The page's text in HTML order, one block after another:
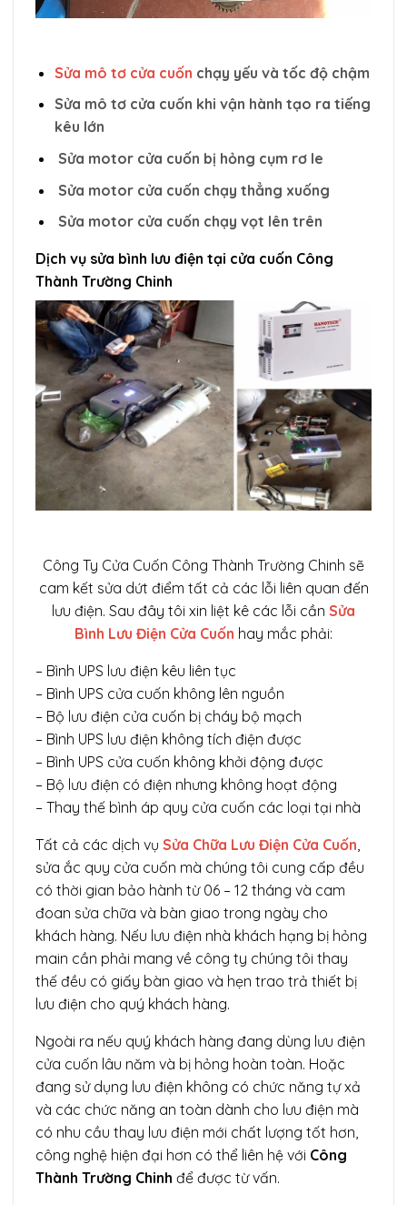
Sửa mô tơ cửa cuốn chạy yếu và tốc độ chậm
Sửa mô tơ cửa cuốn khi vận hành tạo ra tiếng
kêu lớn
Sửa motor cửa cuốn bị hỏng cụm rơ le
Sửa motor cửa cuốn chạy thẳng xuống
Sửa motor cửa cuốn chạy vọt lên trên
Dịch vụ sửa bình lưu điện tại cửa cuốn Công
Thành Trường Chinh
Công Ty Cửa Cuốn Công Thành Trường Chinh sẽ
cam kết sửa dứt điểm tất cả các lỗi liên quan đến
lưu điện. Sau đây tôi xin liệt kê các lỗi cần Sửa
Bình Lưu Điện Cửa Cuốn hay mắc phải:
– Bình UPS lưu điện kêu liên tục
– Bình UPS cửa cuốn không lên nguồn
– Bộ lưu điện cửa cuốn bị cháy bộ mạch
– Bình UPS lưu điện không tích điện được
– Bình UPS cửa cuốn không khởi động được
– Bộ lưu điện có điện nhưng không hoạt động
– Thay thế bình áp quy cửa cuốn các loại tại nhà
Tất cả các dịch vụ Sửa Chữa Lưu Điện Cửa Cuốn,
sửa ắc quy cửa cuốn mà chúng tôi cung cấp đều
có thời gian bảo hành từ 06 – 12 tháng và cam
đoan sửa chữa và bàn giao trong ngày cho
khách hàng. Nếu lưu điện nhà khách hạng bị hỏng
main cần phải mang về công ty chúng tôi thay
thế đều có giấy bàn giao và hẹn trao trả thiết bị
lưu điện cho quý khách hàng.
Ngoài ra nếu quý khách hàng đang dùng lưu điện
cửa cuốn lâu năm và bị hỏng hoàn toàn. Hoặc
đang sử dụng lưu điện không có chức năng tự xả
và các chức năng an toàn dành cho lưu điện mà
có nhu cầu thay lưu điện mới chất lượng tốt hơn,
công nghệ hiện đại hơn có thể liên hệ với Công
Thành Trường Chinh để được từ vấn.